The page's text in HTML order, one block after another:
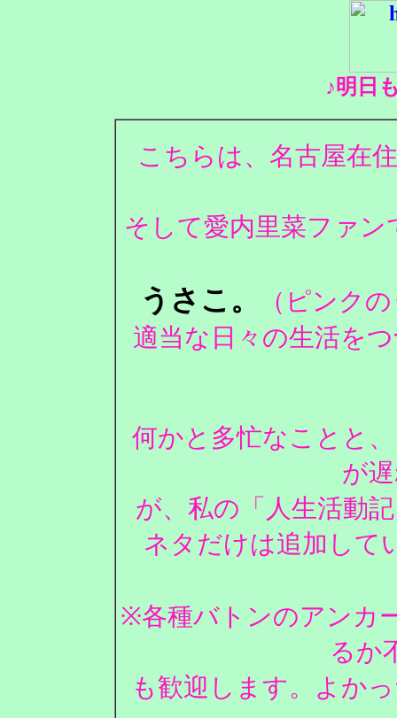
♪明日
こちらは、名古屋在
そして愛内里菜ファン
うさこ。
（ピンク
適当な日々の生活を
何かと多忙なことと
が
が、私の「人生活動
ネタだけは追加して
※各種バトンのアンカ
るか
も歓迎します。よか